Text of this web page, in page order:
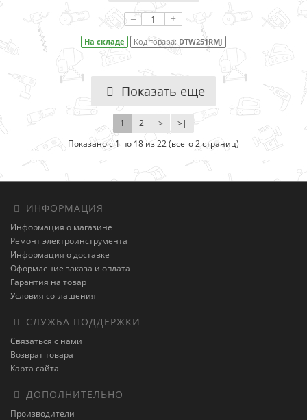
– +
На складе Код товара: DTW251RMJ
Показать еще
1 2 > >|
Показано с 1 по 18 из 22 (всего 2 страниц)
ИНФОРМАЦИЯ
Информация о магазине
Ремонт электроинструмента
Информация о доставке
Оформление заказа и оплата
Гарантия на товар
Условия соглашения
СЛУЖБА ПОДДЕРЖКИ
Связаться с нами
Возврат товара
Карта сайта
ДОПОЛНИТЕЛЬНО
Производители